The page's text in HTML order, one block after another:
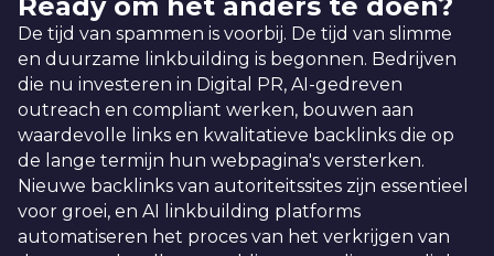
De tijd van spammen is voorbij. De tijd van slimme
en duurzame linkbuilding is begonnen. Bedrijven
die nu investeren in Digital PR, AI-gedreven
outreach en compliant werken, bouwen aan
waardevolle links en kwalitatieve backlinks die op
de lange termijn hun webpagina's versterken.
Nieuwe backlinks van autoriteitssites zijn essentieel
voor groei, en AI linkbuilding platforms
automatiseren het proces van het verkrijgen van